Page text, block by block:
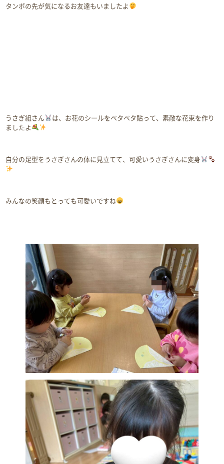
タンポの先が気になるお友達もいましたよ
うさぎ組さん
は、お花のシールをペタペタ貼って、素敵な花束を作り
ましたよ
自分の足型をうさぎさんの体に見立てて、可愛いうさぎさんに変身
みんなの笑顔もとっても可愛いですね